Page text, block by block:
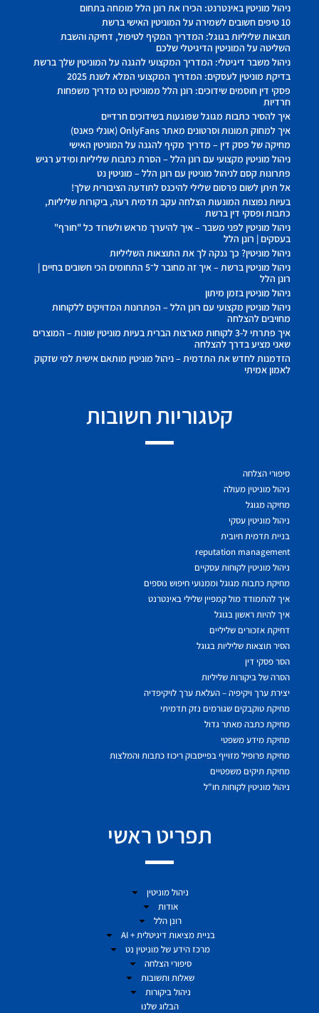
ניהול מוניטין באינטרנט: הכירו את רונן הלל מומחה בתחום
10 טיפים חשובים לשמירה על המוניטין האישי ברשת
תוצאות שליליות בגוגל: המדריך המקיף לטיפול, דחיקה והשבת
השליטה על המוניטין הדיגיטלי שלכם
ניהול משבר דיגיטלי: המדריך המקצועי להגנה על המוניטין שלך ברשת
בדיקת מוניטין לעסקים: המדריך המקצועי המלא לשנת 2025
פסקי דין חוסמים שידוכים: רונן הלל ממוניטין נט מדריך משפחות
חרדיות
איך להסיר כתבות מגוגל שפוגעות בשידוכים חרדיים
איך למחוק תמונות וסרטונים מאתר OnlyFans (אונלי פאנס)
מחיקה של פסק דין – מדריך מקיף להגנה על המוניטין האישי
ניהול מוניטין מקצועי עם רונן הלל – הסרת כתבות שליליות ומידע רגיש
פתרונות קסם לניהול מוניטין עם רונן הלל – מוניטין נט
אל תיתן לשום פרסום שלילי להיכנס לתודעה הציבורית שלך!
בעיות נפוצות המונעות הצלחה עקב תדמית רעה, ביקורות שליליות,
כתבות ופסקי דין ברשת
ניהול מוניטין לפני משבר – איך להיערך מראש ולשרוד כל "חורף"
בעסקים | רונן הלל
ניהול מוניטין? כך ננקה לך את התוצאות השליליות
ניהול מוניטין ברשת – איך זה מחובר ל־5 התחומים הכי חשובים בחיים |
רונן הלל
ניהול מוניטין בזמן מיתון
ניהול מוניטין מקצועי עם רונן הלל – הפתרונות המדויקים ללקוחות
מחויבים להצלחה
איך פתרתי ל-3 לקוחות מארצות הברית בעיות מוניטין שונות – המוצרים
שאני מציע בדרך להצלחה
הזדמנות לחדש את התדמית – ניהול מוניטין מותאם אישית למי שזקוק
לאמון אמיתי
קטגוריות חשובות
סיפורי הצלחה
ניהול מוניטין מעולה
מחיקה מגוגל
ניהול מוניטין עסקי
בניית תדמית חיובית
reputation management
ניהול מוניטין לקוחות עסקיים
מחיקת כתבות מגוגל וממנועי חיפוש נוספים
איך להתמודד מול קמפיין שלילי באינטרנט
איך להיות ראשון בגוגל
דחיקת אזכורים שליליים
הסיר תוצאות שליליות בגוגל
הסר פסקי דין
הסרה של ביקורות שליליות
יצירת ערך ויקיפיה – העלאת ערך לויקיפדיה
מחיקת טוקבקים שגורמים נזק תדמיתי
מחיקת כתבה מאתר גדול
מחיקת מידע משפטי
מחיקת פרופיל מזוייף בפייסבוק ריכוז כתבות והמלצות
מחיקת תיקים משפטיים
ניהול מוניטין לקוחות חו"ל
תפריט ראשי
ניהול מוניטין
אודות
רונן הלל
בניית מציאות דיגיטלית + AI
מרכז הידע של מוניטין נט
סיפורי הצלחה
שאלות ותשובות
ניהול ביקורות
הבלוג שלנו